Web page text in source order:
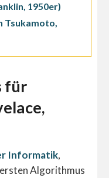
1950er)
Tsukamoto,
für
Informatik,
Algorithmus